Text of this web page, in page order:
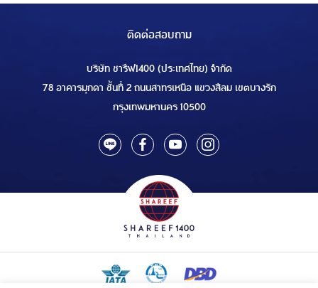
ติดต่อสอบถาม
บริษัท ชารีฟ1400 (ประเทศไทย) จำกัด
78 อาคารมุกดา ชั้นที่ 2 ถนนสาทรเหนือ แขวงสีลม เขตบางรัก
กรุงเทพมหานคร 10500